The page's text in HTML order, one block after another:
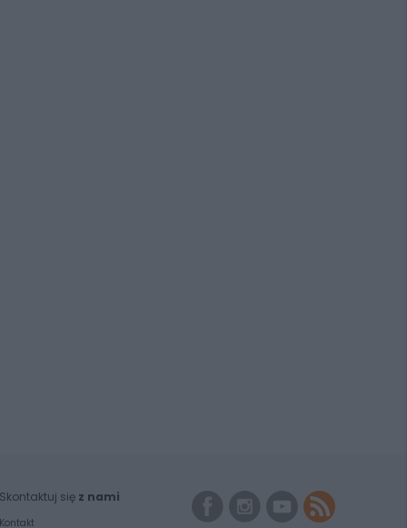
Skontaktuj się z nami
Kontakt